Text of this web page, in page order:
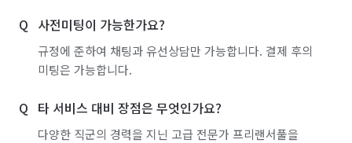
사전미팅이 가능한가요?
규정에 준하여 채팅과 유선상담만 가능합니다. 결제 후의
미팅은 가능합니다.
타 서비스 대비 장점은 무엇인가요?
다양한 직군의 경력을 지닌 고급 전문가 프리랜서풀을